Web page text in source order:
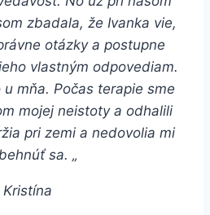
zbadala, že Ivanka vie,
otázky a postupne
vlastným odpovediam.
mňa. Počas terapie sme
mojej neistoty a odhalili
pri zemi a nedovolia mi
sa. „
Kristína